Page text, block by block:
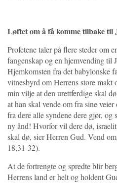
Løftet om å få komme tilbake til
Profetene taler på flere steder om
fangenskap og en hjemvending til
Hjemkomsten fra det babylonske
vitnesbyrd om Herrens store
min vilje at den urettferdige skal
at han skal vende om fra sine
fra dere alle syndene dere gjør, og
ny ånd! Hvorfor vil dere dø,
skal dø, sier Herren Gud. Vend
18,31-32).
At de fortrengte og spredte blir
Herrens land er helt og holdent